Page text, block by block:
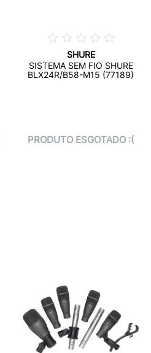
SHURE
SISTEMA SEM FIO SHURE
BLX24R/B58-M15 (77189)
PRODUTO ESGOTADO :(